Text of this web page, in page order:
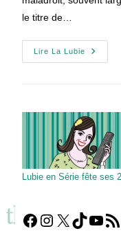
le titre de…
Lire La Lubie
[VIDEO]
Jaxson
N00B
!
Lubie en Série fête ses
Facebook
Instagram
X TikTokYouTube
Flux RSS